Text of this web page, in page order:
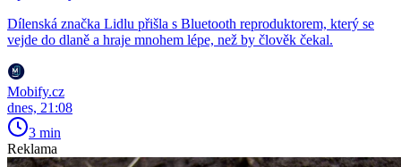
Dílenská značka Lidlu přišla s Bluetooth reproduktorem, který se
vejde do dlaně a hraje mnohem lépe, než by člověk čekal.
Mobify.cz
dnes, 21:08
3 min
Reklama